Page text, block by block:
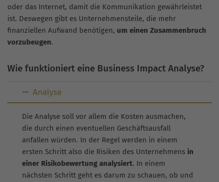
oder das Internet, damit die Kommunikation gewährleistet
ist. Deswegen gibt es Unternehmensteile, die mehr
finanziellen Aufwand benötigen, um einen Zusammenbruch
vorzubeugen.
Wie funktioniert eine Business Impact Analyse?
Analyse
Die Analyse soll vor allem die Kosten ausmachen,
die durch einen eventuellen Geschäftsausfall
anfallen würden. In der Regel werden in einem
ersten Schritt also die Risiken des Unternehmens in
einer Risikobewertung analysiert. In einem
nächsten Schritt geht es darum zu schauen, ob und